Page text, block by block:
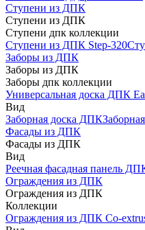
Ступени из ДПК
Ступени из ДПК
Ступени дпк коллекции
Ступени из ДПК Step-320
Заборы из ДПК
Заборы из ДПК
Заборы дпк коллекции
Универсальная доска ДПК
Вид
Заборная доска ДПК
Фасады из ДПК
Фасады из ДПК
Вид
Реечная фасадная панель
Ограждения из ДПК
Ограждения из ДПК
Коллекции
Ограждения из ДПК Co-